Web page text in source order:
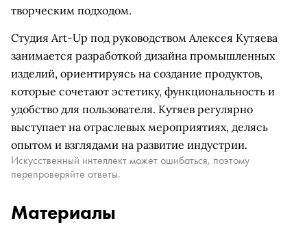
творческим подходом.
Студия Art-Up под руководством Алексея Кутяева
занимается разработкой дизайна промышленных
изделий, ориентируясь на создание продуктов,
которые сочетают эстетику, функциональность и
удобство для пользователя. Кутяев регулярно
выступает на отраслевых мероприятиях, делясь
опытом и взглядами на развитие индустрии.
Искусственный интеллект может ошибаться, поэтому
перепроверяйте ответы.
Материалы